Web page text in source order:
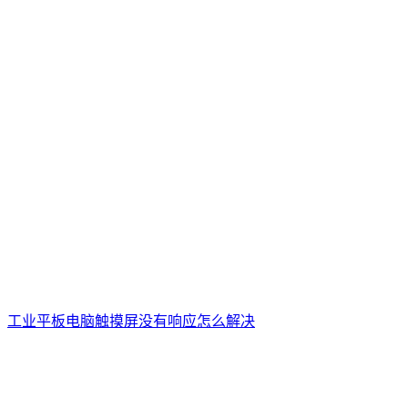
工业平板电脑触摸屏没有响应怎么解决